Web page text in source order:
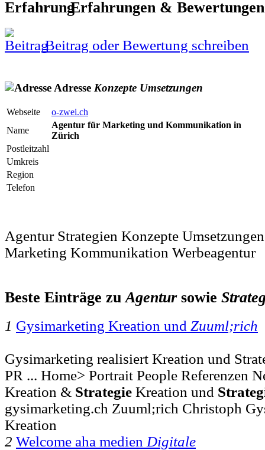
Erfahrungen &
Beitrag oder Bewertung schreiben
Adresse Konzepte Umsetzungen
Webseite
o-zwei.ch
Name
Agentur für Marketing und Kommunikation in
Zürich
Postleitzahl
Umkreis
Region
Telefon
Agentur Strategien Konzepte Umsetzungen
Marketing Kommunikation Werbeagentur
Beste Einträge zuAgentursowie
1 Gysimarketing Kreation und Zuuml;rich
Gysimarketing realisiert Kreation und
PR ... Home> Portrait People Referenzen
Kreation & Strategie Kreation und
gysimarketing.ch Zuuml;rich Christoph
Kreation
2 Welcome aha medien Digitale